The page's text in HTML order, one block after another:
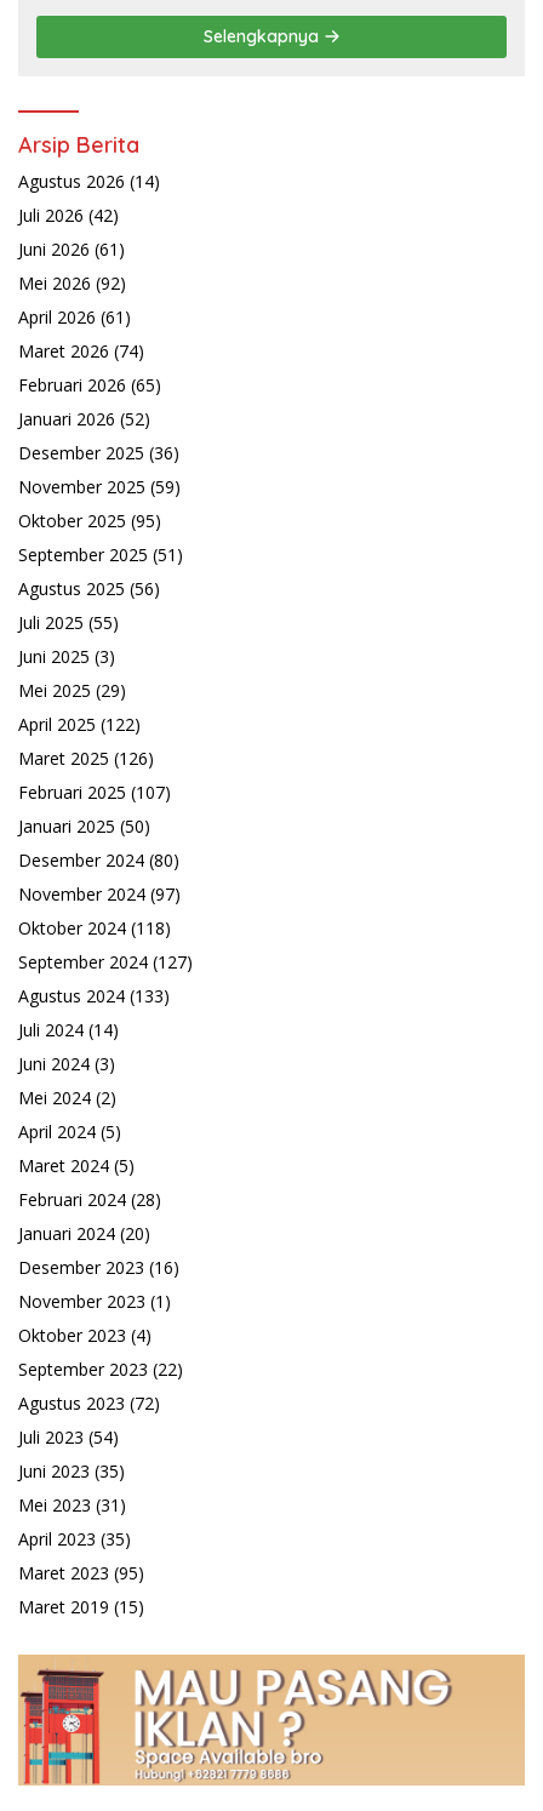
Selengkapnya
Arsip Berita
Agustus 2026 (14)
Juli 2026 (42)
Juni 2026 (61)
Mei 2026 (92)
April 2026 (61)
Maret 2026 (74)
Februari 2026 (65)
Januari 2026 (52)
Desember 2025 (36)
November 2025 (59)
Oktober 2025 (95)
September 2025 (51)
Agustus 2025 (56)
Juli 2025 (55)
Juni 2025 (3)
Mei 2025 (29)
April 2025 (122)
Maret 2025 (126)
Februari 2025 (107)
Januari 2025 (50)
Desember 2024 (80)
November 2024 (97)
Oktober 2024 (118)
September 2024 (127)
Agustus 2024 (133)
Juli 2024 (14)
Juni 2024 (3)
Mei 2024 (2)
April 2024 (5)
Maret 2024 (5)
Februari 2024 (28)
Januari 2024 (20)
Desember 2023 (16)
November 2023 (1)
Oktober 2023 (4)
September 2023 (22)
Agustus 2023 (72)
Juli 2023 (54)
Juni 2023 (35)
Mei 2023 (31)
April 2023 (35)
Maret 2023 (95)
Maret 2019 (15)